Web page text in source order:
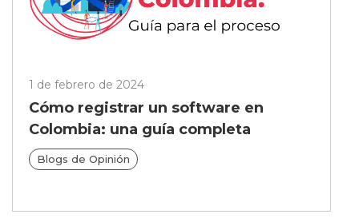
1 de febrero de 2024
Cómo registrar un software en
Colombia: una guía completa
Blogs de Opinión